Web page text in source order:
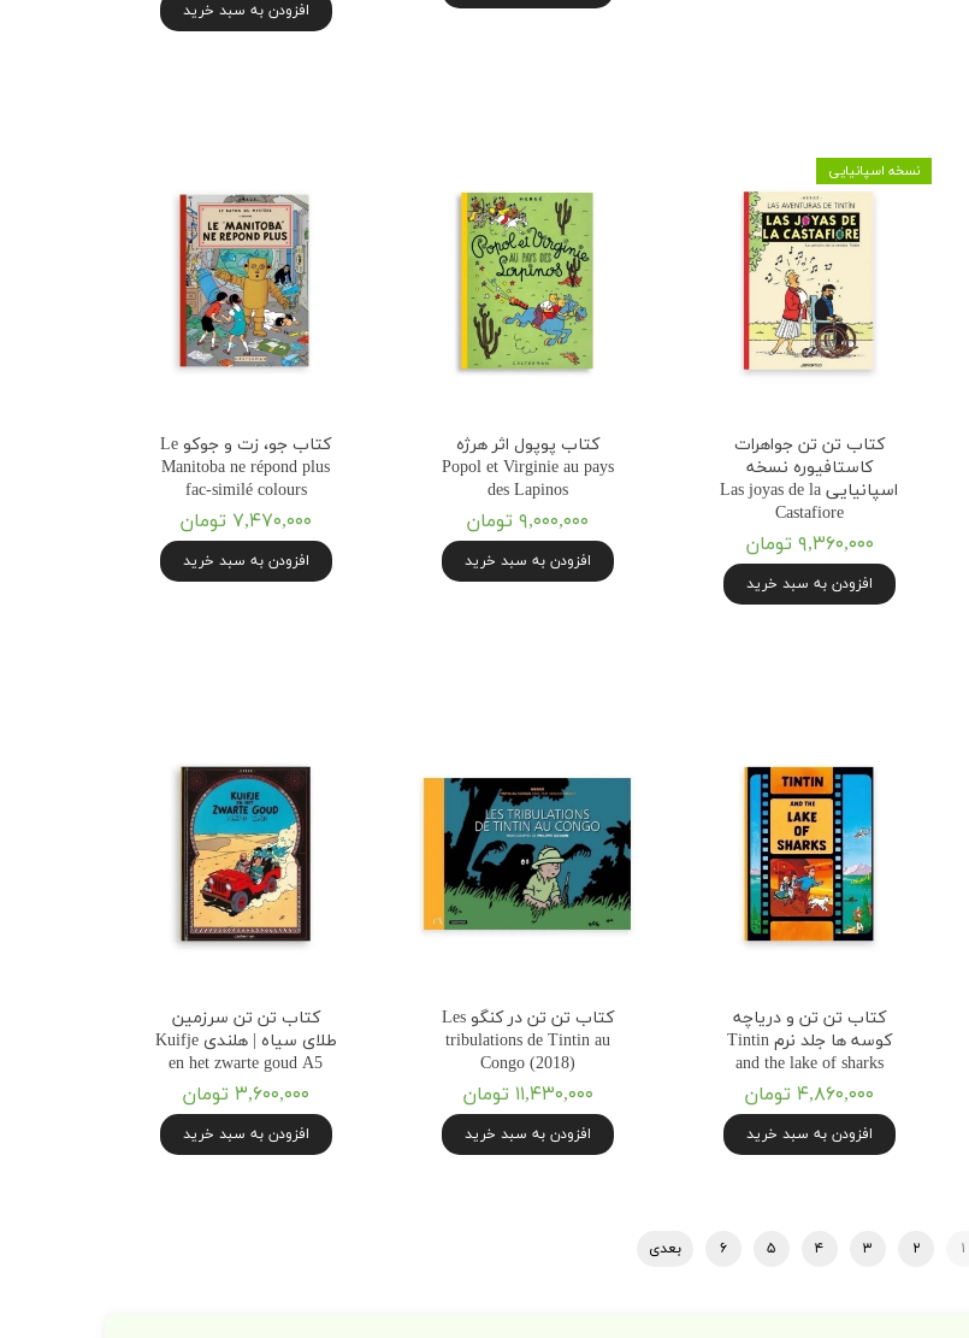
افزودن به سبد خرید
کتاب تن تن جواهرات
کاستافیوره نسخه
اسپانیایی Las joyas de la
Castafiore
۹,۳۶۰,۰۰۰ تومان
افزودن به سبد خرید
نسخه اسپانیایی
کتاب پوپول اثر هرژه
Popol et Virginie au pays
des Lapinos
۹,۰۰۰,۰۰۰ تومان
افزودن به سبد خرید
کتاب جو، زت و جوکو Le
Manitoba ne répond plus
fac-similé colours
۷,۴۷۰,۰۰۰ تومان
افزودن به سبد خرید
کتاب تن تن و دریاچه
کوسه ها جلد نرم Tintin
and the lake of sharks
۴,۸۶۰,۰۰۰ تومان
افزودن به سبد خرید
کتاب تن تن در کنگو Les
tribulations de Tintin au
Congo (2018)
۱۱,۴۳۰,۰۰۰ تومان
افزودن به سبد خرید
کتاب تن تن سرزمین
طلای سیاه | هلندی Kuifje
en het zwarte goud A5
۳,۶۰۰,۰۰۰ تومان
افزودن به سبد خرید
۱ ۲ ۳ ۴ ۵ ۶ بعدی